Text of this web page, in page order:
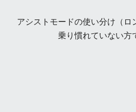
アシストモードの使い分け（ロ
乗り慣れていない方